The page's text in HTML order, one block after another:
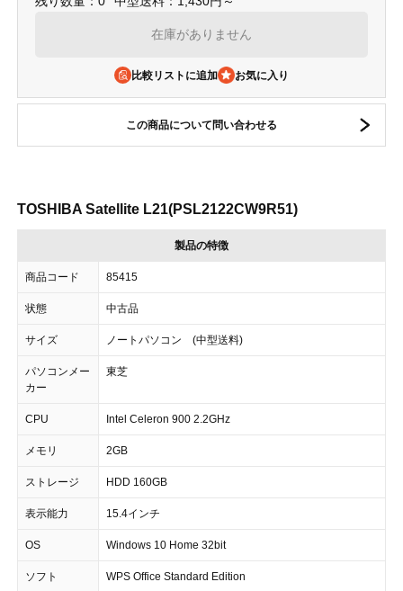
在庫がありません
比較リストに追加
この商品について問い合わせる
TOSHIBA Satellite L21(PSL2122CW9R51)
製品の特徴
商品コード 85415
状態 中古品
サイズ ノートパソコン (中型送料)
パソコンメー
カー
東芝
CPU Intel Celeron 900 2.2GHz
メモリ 2GB
ストレージ HDD 160GB
表示能力 15.4インチ
OS Windows 10 Home 32bit
ソフト WPS Office Standard Edition